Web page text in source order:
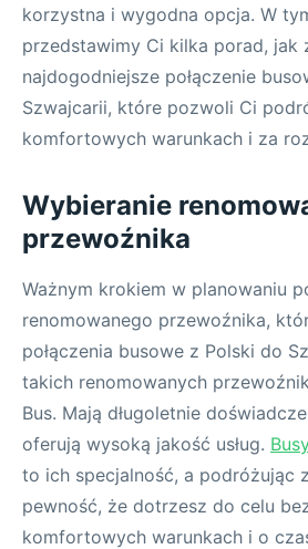
korzystna i wygodna opcja. W
przedstawimy Ci kilka porad, jak
najdogodniejsze połączenie
Szwajcarii, które pozwoli Ci
komfortowych warunkach i za
Wybieranie
przewoźnika
Ważnym krokiem w planowaniu
renomowanego przewoźnika,
połączenia busowe z Polski do
takich renomowanych
Bus. Mają długoletnie
oferują wysoką jakość usług.
to ich specjalność, a podróżując
pewność, że dotrzesz do celu
komfortowych warunkach i o